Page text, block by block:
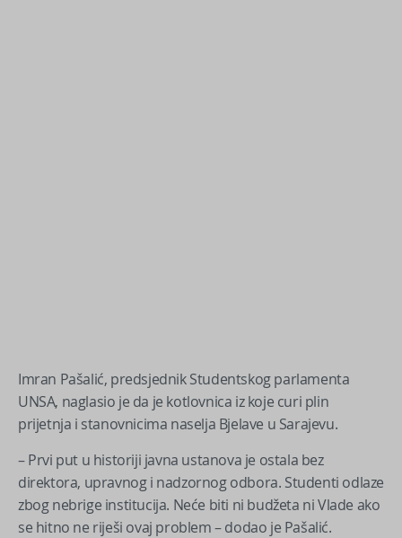
Imran Pašalić, predsjednik Studentskog parlamenta
UNSA, naglasio je da je kotlovnica iz koje curi plin
prijetnja i stanovnicima naselja Bjelave u Sarajevu.
– Prvi put u historiji javna ustanova je ostala bez
direktora, upravnog i nadzornog odbora. Studenti odlaze
zbog nebrige institucija. Neće biti ni budžeta ni Vlade ako
se hitno ne riješi ovaj problem – dodao je Pašalić.